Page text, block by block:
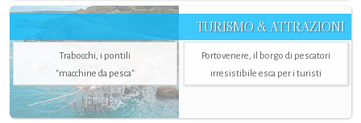
TURISMO & ATTRAZIONI
Trabocchi, i pontili
"macchine da pesca"
Portovenere, il borgo di pescatori
irresistibile esca per i turisti